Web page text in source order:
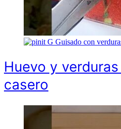
G Guisado con
Huevo y
casero